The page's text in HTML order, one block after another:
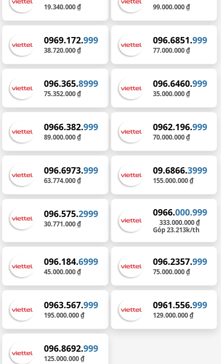
19.340.000 ₫ 99.000.000 ₫
0969.172.999
38.720.000 ₫
096.6851.999
77.000.000 ₫
096.365.8999
75.352.000 ₫
096.6460.999
35.000.000 ₫
0966.382.999
89.000.000 ₫
0962.196.999
70.000.000 ₫
096.6973.999
63.774.000 ₫
09.6866.3999
155.000.000 ₫
096.575.2999
30.771.000 ₫
0966.000.999
333.000.000 ₫
Góp 23.213k/th
096.184.6999
45.000.000 ₫
096.2357.999
75.000.000 ₫
0963.567.999
195.000.000 ₫
0961.556.999
129.000.000 ₫
096.8692.999
125.000.000 ₫